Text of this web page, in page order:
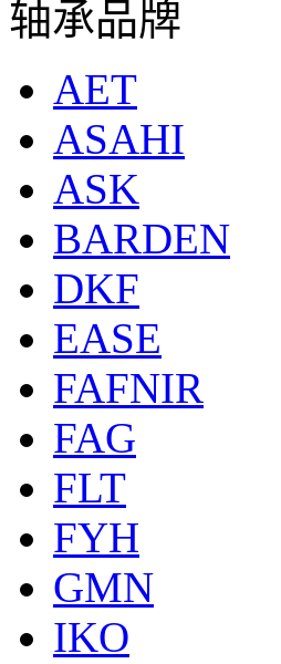
轴承品牌
AET
ASAHI
ASK
BARDEN
DKF
EASE
FAFNIR
FAG
FLT
FYH
GMN
IKO